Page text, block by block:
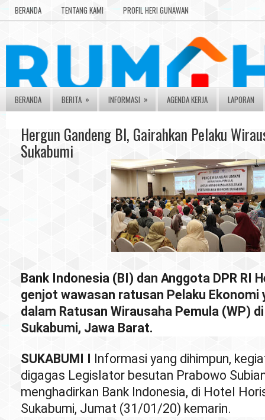
BERANDA TENTANG KAMI PROFIL HERI GUNAWAN
BERANDA BERITA » INFORMASI » AGENDA KERJA LAPORAN
Hergun Gandeng BI, Gairahkan Pelaku
Sukabumi
Bank Indonesia (BI) dan Anggota DPR RI
genjot wawasan ratusan Pelaku Ekonomi
dalam Ratusan Wirausaha Pemula (WP)
Sukabumi, Jawa Barat.
SUKABUMI I Informasi yang dihimpun,
digagas Legislator besutan Prabowo
menghadirkan Bank Indonesia, di Hotel
Sukabumi, Jumat (31/01/20) kemarin.